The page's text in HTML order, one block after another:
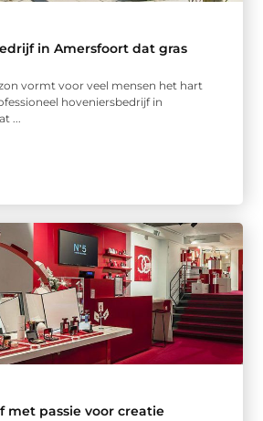
in Amersfoort dat gras
vormt voor veel mensen het hart
hoveniersbedrijf in
...
met passie voor creatie